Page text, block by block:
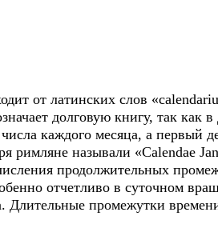
от латинских слов
долговую книгу, так как
каждого месяца, а первый
римляне называли «Calendae
продолжительных
отчетливо в суточном
промежутки